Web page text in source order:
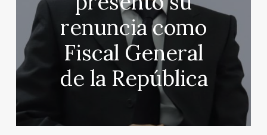
renuncia como
Fiscal General
de la República